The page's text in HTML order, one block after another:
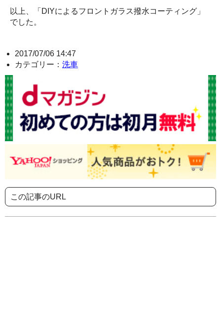
以上、「DIYによるフロントガラス撥水コーティング」
でした。
2017/07/06 14:47
カテゴリー： 洗車
この記事のURL